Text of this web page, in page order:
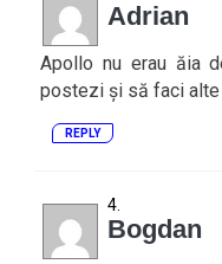
Adrian
Apollo nu erau ăia
postezi și să faci alte
REPLY
Bogdan